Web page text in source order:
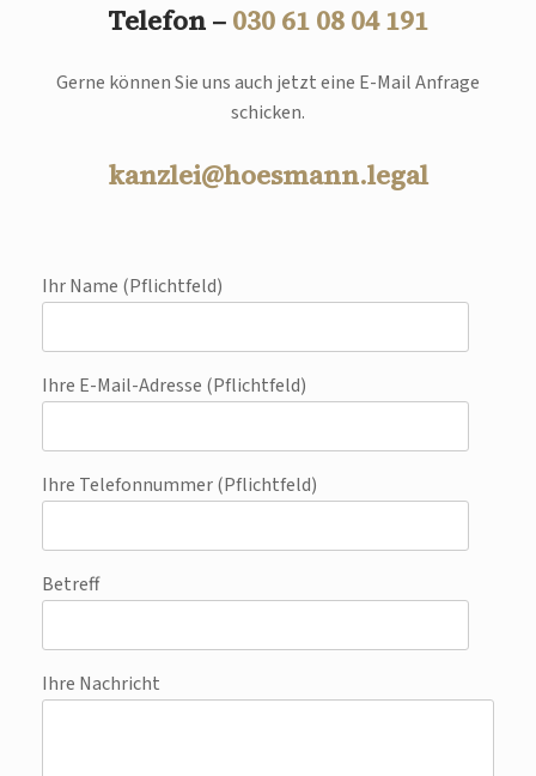
Telefon – 030 61 08 04 191
Gerne können Sie uns auch jetzt eine E-Mail Anfrage
schicken.
kanzlei@hoesmann.legal
Ihr Name (Pflichtfeld)
Ihre E-Mail-Adresse (Pflichtfeld)
Ihre Telefonnummer (Pflichtfeld)
Betreff
Ihre Nachricht